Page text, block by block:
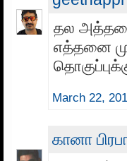
தல
எத்தனை
March 22,
கானா